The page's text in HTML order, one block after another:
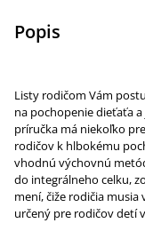
Popis
Listy rodičom Vám
na pochopenie dieťaťa
príručka má niekoľko
rodičov k hlbokému
vhodnú výchovnú
do integrálneho celku,
mení, čiže rodičia
určený pre rodičov detí